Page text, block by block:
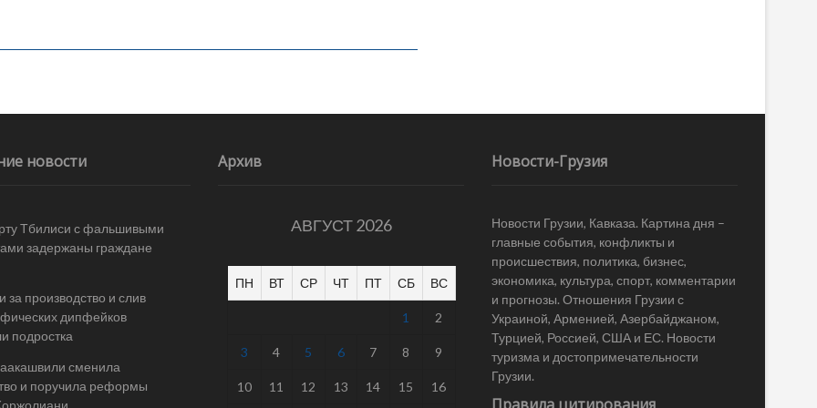
новости
Тбилиси с фальшивыми
задержаны граждане
за производство и слив
дипфейков
подростка
сменила
и поручила реформы
Архив
АВГУСТ 2026
ПН ВТ СР ЧТ ПТ СБ ВС
1 2
3 4 5 6 7 8 9
10 11 12 13 14 15 16
Новости-Грузия
Новости Грузии, Кавказа. Картина дня –
главные события, конфликты и
происшествия, политика, бизнес,
экономика, культура, спорт, комментарии
и прогнозы. Отношения Грузии с
Украиной, Арменией, Азербайджаном,
Турцией, Россией, США и ЕС. Новости
туризма и достопримечательности
Грузии.